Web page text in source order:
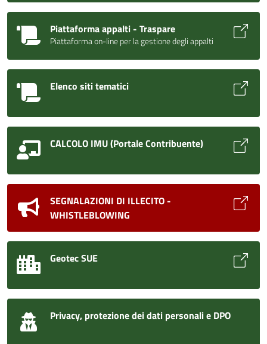
Piattaforma appalti - Traspare
Piattaforma on-line per la gestione degli appalti
Elenco siti tematici
CALCOLO IMU (Portale Contribuente)
SEGNALAZIONI DI ILLECITO -
WHISTLEBLOWING
Geotec SUE
Privacy, protezione dei dati personali e DPO